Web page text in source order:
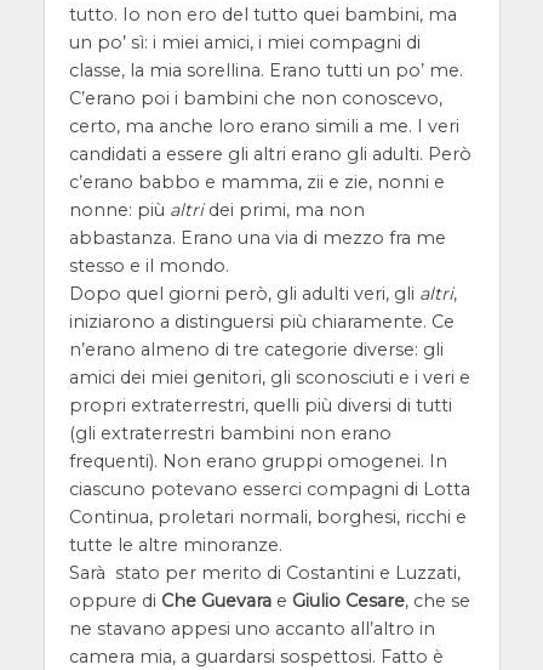
tutto. Io non ero del tutto quei bambini, ma
un po’ sì: i miei amici, i miei compagni di
classe, la mia sorellina. Erano tutti un po’ me.
C’erano poi i bambini che non conoscevo,
certo, ma anche loro erano simili a me. I veri
candidati a essere gli altri erano gli adulti. Però
c’erano babbo e mamma, zii e zie, nonni e
nonne: più altridei primi, ma non
abbastanza. Erano una via di mezzo fra me
stesso e il mondo.
Dopo quel giorni però, gli adulti veri, gli altri,
iniziarono a distinguersi più chiaramente. Ce
n’erano almeno di tre categorie diverse: gli
amici dei miei genitori, gli sconosciuti e i veri e
propri extraterrestri, quelli più diversi di tutti
(gli extraterrestri bambini non erano
frequenti). Non erano gruppi omogenei. In
ciascuno potevano esserci compagni di Lotta
Continua, proletari normali, borghesi, ricchi e
tutte le altre minoranze.
Sarà stato per merito di Costantini e Luzzati,
oppure di Che Guevarae Giulio Cesare, che se
ne stavano appesi uno accanto all’altro in
camera mia, a guardarsi sospettosi. Fatto è